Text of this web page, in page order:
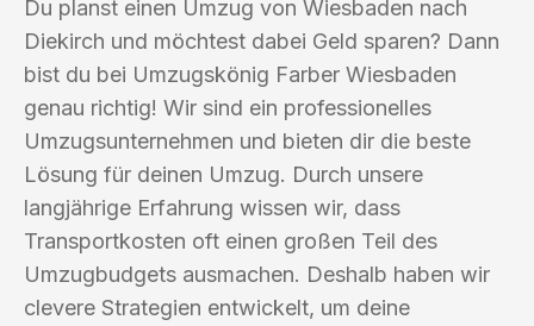
Du planst einen Umzug von Wiesbaden nach
Diekirch und möchtest dabei Geld sparen? Dann
bist du bei Umzugskönig Farber Wiesbaden
genau richtig! Wir sind ein professionelles
Umzugsunternehmen und bieten dir die beste
Lösung für deinen Umzug. Durch unsere
langjährige Erfahrung wissen wir, dass
Transportkosten oft einen großen Teil des
Umzugbudgets ausmachen. Deshalb haben wir
clevere Strategien entwickelt, um deine